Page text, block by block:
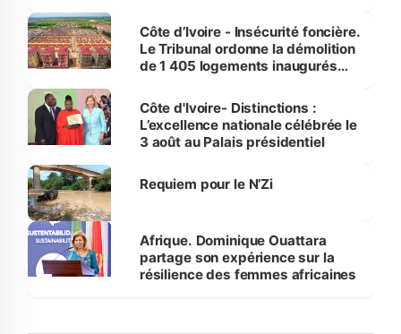
Côte d’Ivoire - Insécurité foncière.
Le Tribunal ordonne la démolition
de 1 405 logements inaugurés
Bassam
Côte d'Ivoire- Distinctions :
L’excellence nationale célébrée le
3 août au Palais présidentiel
Requiem pour le N’Zi
Afrique. Dominique Ouattara
partage son expérience sur la
résilience des femmes africaines